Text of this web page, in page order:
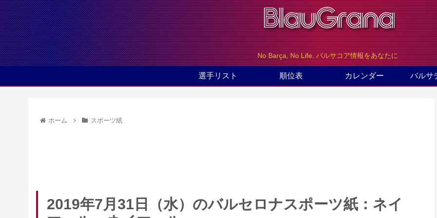
No Barça, No Life. バルサコア情報をあなたに
選手リスト 順位表 カレンダー バルサ
ホーム スポーツ紙
2019年7月31日（水）のバルセロナスポーツ紙：ネイ